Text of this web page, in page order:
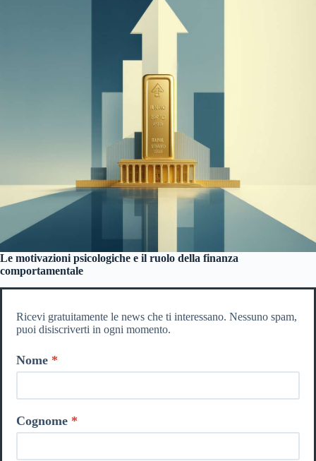
Le motivazioni psicologiche e il ruolo della finanza
comportamentale
Ricevi gratuitamente le news che ti interessano. Nessuno spam,
puoi disiscriverti in ogni momento.
Nome
Cognome